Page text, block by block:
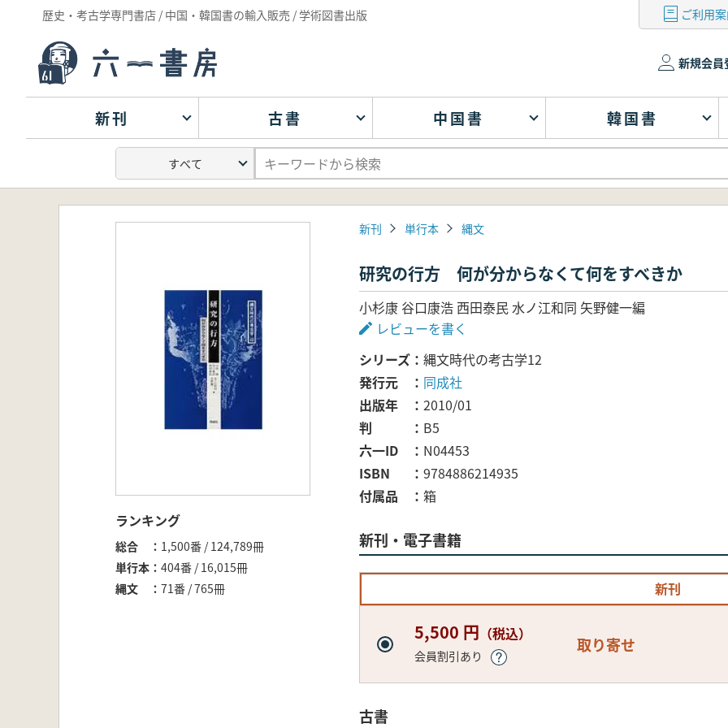
歴史・考古学専門書店 / 中国・韓国書の輸入販売 / 学術図書出版 ご利用
新規会員
新刊 古書 中国書 韓国書
ランキング
総合
1,500番 / 124,789冊
単行本
404番 / 16,015冊
縄文
71番 / 765冊
新刊 単行本 縄文
研究の行方 何が分からなくて何をすべきか
小杉康 谷口康浩 西田泰民 水ノ江和同 矢野健一編
レビューを書く
シリーズ
縄文時代の考古学12
発行元
同成社
出版年
2010/01
判
B5
六一ID
N04453
ISBN
9784886214935
付属品
箱
新刊・電子書籍
新刊
5,500 円 （税込）
会員割引あり
取り寄せ
古書